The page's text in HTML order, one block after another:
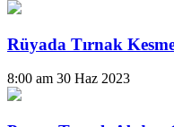
Rüyada Tırnak
8:00 am 30 Haz 2023